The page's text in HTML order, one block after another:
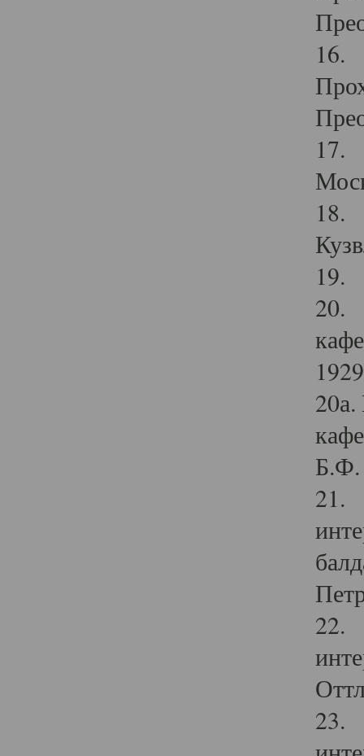
16.
17.
18.
19.
20.
Б.Ф.
21.
22.
23.